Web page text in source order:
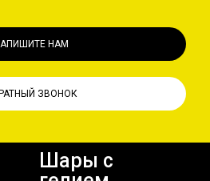
НАМ
ЗВОНОК
Шары с